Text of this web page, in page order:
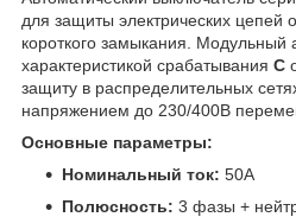
для защиты электрических цепей
короткого замыкания. Модульный
характеристикой срабатывания C
защиту в распределительных
напряжением до 230/400В
Основные параметры:
Номинальный ток: 50А
Полюсность: 3 фазы +